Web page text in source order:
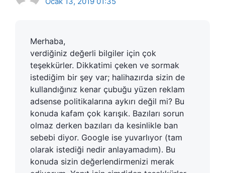
Merhaba,
verdiğiniz değerli bilgiler için çok
teşekkürler. Dikkatimi çeken ve sormak
istediğim bir şey var; halihazırda sizin de
kullandığınız kenar çubuğu yüzen reklam
adsense politikalarına aykırı değil mi? Bu
konuda kafam çok karışık. Bazıları sorun
olmaz derken bazıları da kesinlikle ban
sebebi diyor. Google ise yuvarlıyor (tam
olarak istediği nedir anlayamadım). Bu
konuda sizin değerlendirmenizi merak